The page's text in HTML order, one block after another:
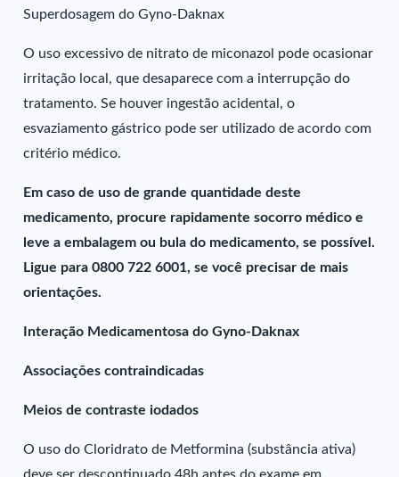
Superdosagem do Gyno-Daknax
O uso excessivo de nitrato de miconazol pode ocasionar
irritação local, que desaparece com a interrupção do
tratamento. Se houver ingestão acidental, o
esvaziamento gástrico pode ser utilizado de acordo com
critério médico.
Em caso de uso de grande quantidade deste
medicamento, procure rapidamente socorro médico e
leve a embalagem ou bula do medicamento, se possível.
Ligue para 0800 722 6001, se você precisar de mais
orientações.
Interação Medicamentosa do Gyno-Daknax
Associações contraindicadas
Meios de contraste iodados
O uso do Cloridrato de Metformina (substância ativa)